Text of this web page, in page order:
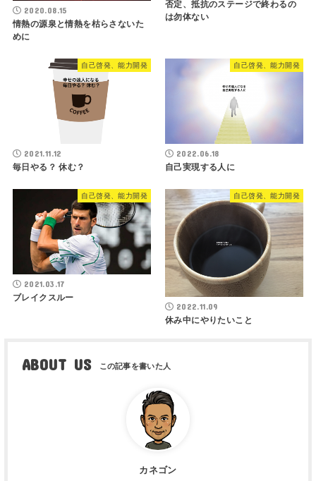
2020.08.15
情熱の源泉と情熱を枯らさないた
めに
否定、抵抗のステージで終わるの
は勿体ない
自己啓発、能力開発
2021.11.12
毎日やる？ 休む？
自己啓発、能力開発
2022.06.18
自己実現する人に
自己啓発、能力開発
2021.03.17
ブレイクスルー
自己啓発、能力開発
2022.11.09
休み中にやりたいこと
ABOUT US
カネゴン